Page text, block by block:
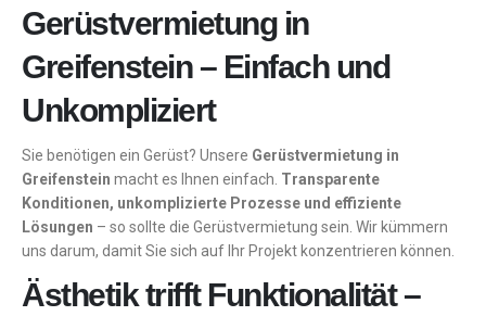
Gerüstvermietung in
Greifenstein – Einfach und
Unkompliziert
Sie benötigen ein Gerüst? Unsere Gerüstvermietung in
Greifenstein macht es Ihnen einfach. Transparente
Konditionen, unkomplizierte Prozesse und effiziente
Lösungen – so sollte die Gerüstvermietung sein. Wir kümmern
uns darum, damit Sie sich auf Ihr Projekt konzentrieren können.
Ästhetik trifft Funktionalität –